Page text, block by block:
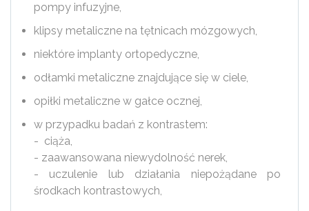
pompy infuzyjne,
klipsy metaliczne na tętnicach mózgowych,
niektóre implanty ortopedyczne,
odłamki metaliczne znajdujące się w ciele,
opiłki metaliczne w gałce ocznej,
w przypadku badań z kontrastem:
- ciąża,
- zaawansowana niewydolność nerek,
- uczulenie lub działania niepożądane po
środkach kontrastowych,